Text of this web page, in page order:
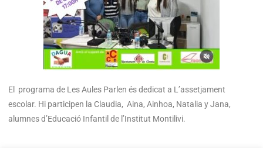
El programa de Les Aules Parlen és dedicat a L’assetjament
escolar. Hi participen la Claudia, Aina, Ainhoa, Natalia y Jana,
alumnes d’Educació Infantil de l’Institut Montilivi.